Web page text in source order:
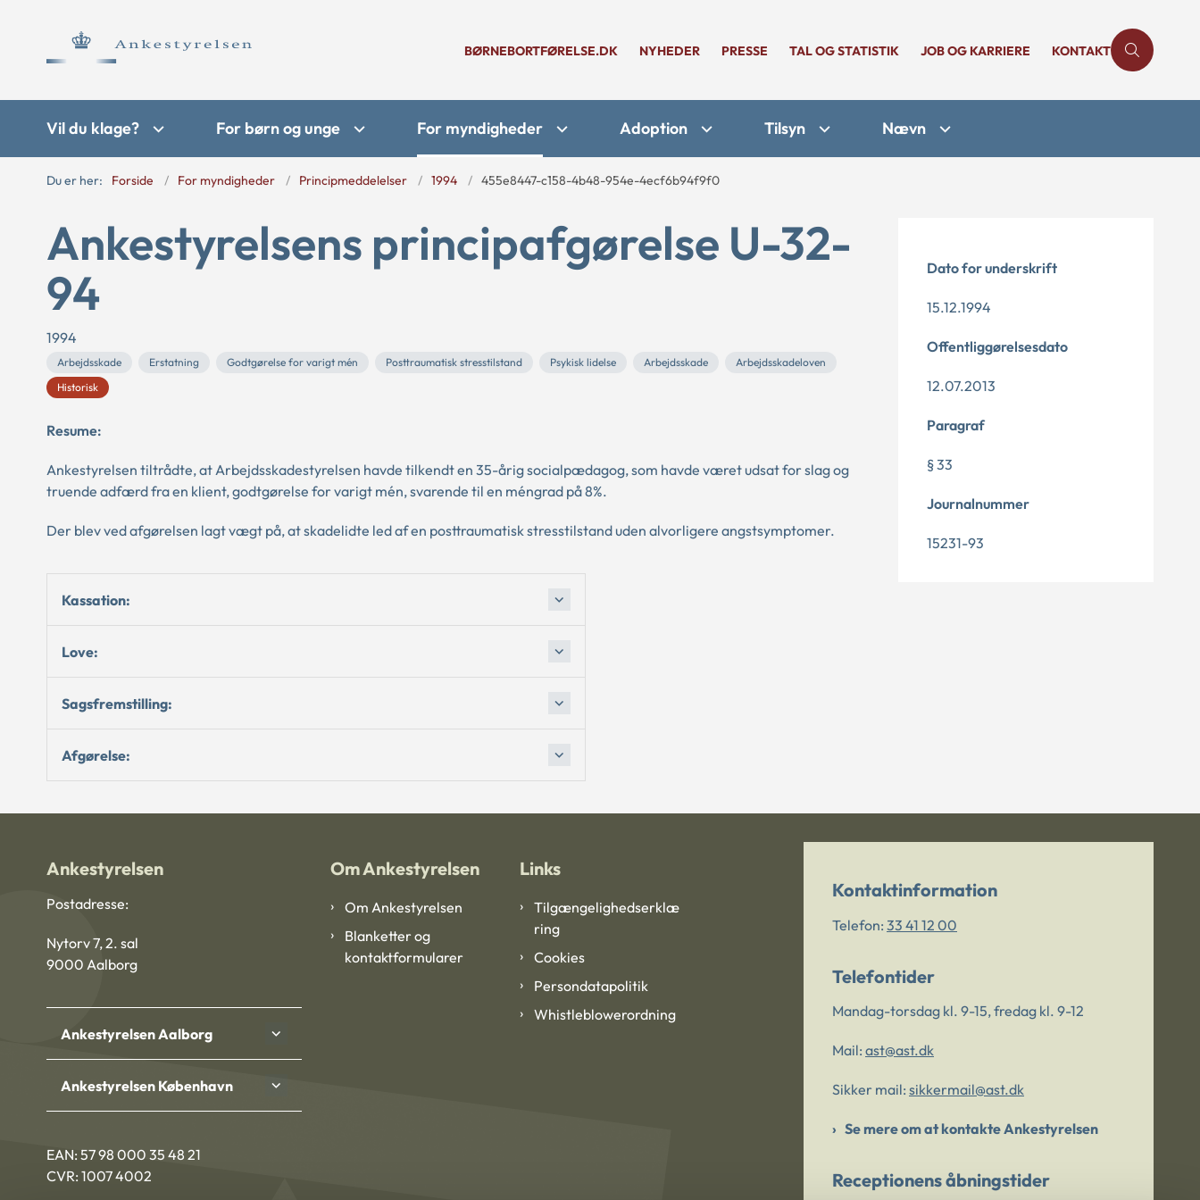
BØRNEBORTFØRELSE.DK NYHEDER PRESSE TAL OG STATISTIK JOB OG KARRIERE KONTAKT
Vil du klage? For børn og unge For myndigheder Adoption Tilsyn Nævn
Du er her: Forside For myndigheder Principmeddelelser 1994 455e8447-c158-4b48-954e-4ecf6b94f9f0
Ankestyrelsens principafgørelse U-32-
94
1994
Arbejdsskade Erstatning Godtgørelse for varigt mén Posttraumatisk stresstilstand Psykisk lidelse Arbejdsskade
Arbejdsskadeloven
Historisk
Resume:
Ankestyrelsen tiltrådte, at Arbejdsskadestyrelsen havde tilkendt en 35-årig socialpædagog, som havde været udsat for slag og
truende adfærd fra en klient, godtgørelse for varigt mén, svarende til en méngrad på 8%.
Der blev ved afgørelsen lagt vægt på, at skadelidte led af en posttraumatisk stresstilstand uden alvorligere angstsymptomer.
Kassation:
Love:
Sagsfremstilling:
Afgørelse:
Dato for underskrift
15.12.1994
Offentliggørelsesdato
12.07.2013
Paragraf
§ 33
Journalnummer
15231-93
Ankestyrelsen
Postadresse:
Nytorv 7, 2. sal
9000 Aalborg
Ankestyrelsen Aalborg
Ankestyrelsen København
EAN: 57 98 000 35 48 21
CVR: 1007 4002
Om Ankestyrelsen
Om Ankestyrelsen
Blanketter og
kontaktformularer
Links
Tilgængelighedserklæ
ring
Cookies
Persondatapolitik
Whistleblowerordning
Kontaktinformation
Telefon: 33 41 12 00
Telefontider
Mandag-torsdag kl. 9-15, fredag kl. 9-12
Mail: ast@ast.dk
Sikker mail: sikkermail@ast.dk
Se mere om at kontakte Ankestyrelsen
Receptionens åbningstider